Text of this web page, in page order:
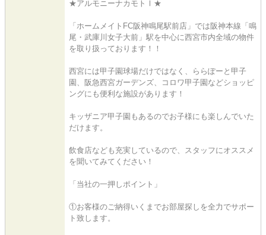
★アルモニーナカモトⅠ★
「ホームメイトFC阪神鳴尾駅前店」では阪神本線「鳴
尾・武庫川女子大前」駅を中心に西宮市内全域の物件
を取り扱っております！！
西宮には甲子園球場だけではなく、ららぽーと甲子
園、阪急西宮ガーデンズ、コロワ甲子園などショッピ
ングにも便利な施設があります！
キッザニア甲子園もあるのでお子様にも楽しんでいた
だけます。
飲食店なども充実しているので、スタッフにオススメ
を聞いてみてください！
「当社の一押しポイント」
①お客様のご納得いくまでお部屋探しを全力でサポー
ト致します。